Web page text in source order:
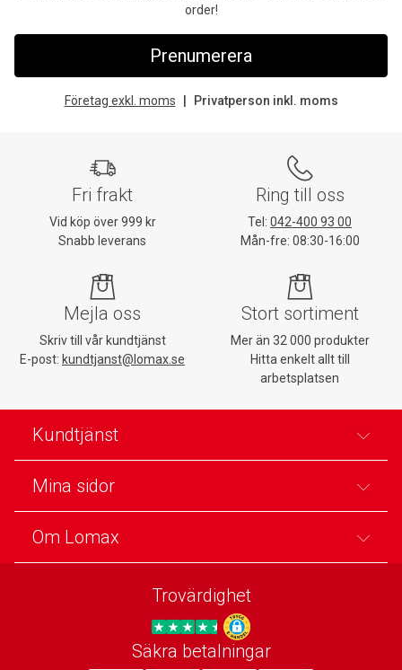
order!
Prenumerera
Företag exkl. moms Privatperson inkl. moms
Fri frakt
Vid köp över 999 kr
Snabb leverans
Ring till oss
Tel: 042-400 93 00
Mån-fre: 08:30-16:00
Mejla oss
Skriv till vår kundtjänst
E-post: kundtjanst@lomax.se
Stort sortiment
Mer än 32 000 produkter
Hitta enkelt allt till
arbetsplatsen
Kundtjänst
Mina sidor
Om Lomax
Trovärdighet
Trygg E-handel
Säkra betalningar